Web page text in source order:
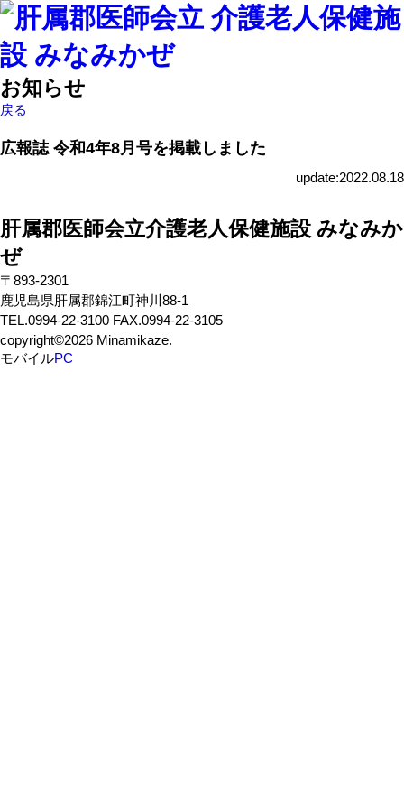
お知らせ
戻る
広報誌 令和4年8月号を掲載しました
update:2022.08.18
肝属郡医師会立介護老人保健施設 みなみか
ぜ
〒893-2301
鹿児島県肝属郡錦江町神川88-1
TEL.0994-22-3100 FAX.0994-22-3105
copyright©2026 Minamikaze.
モバイルPC